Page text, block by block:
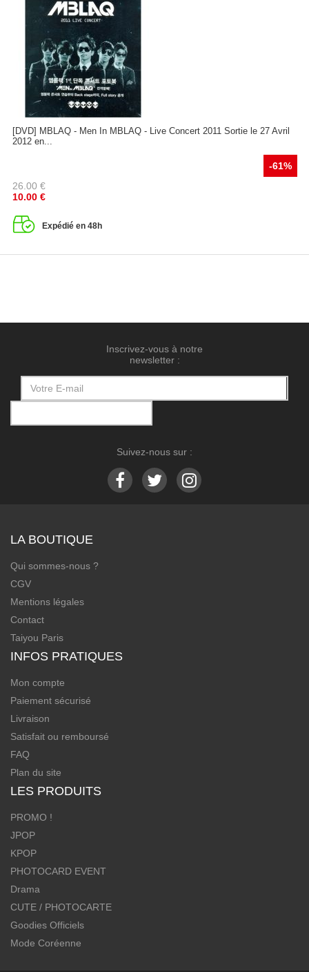
[DVD] MBLAQ - Men In MBLAQ - Live Concert 2011 Sortie le 27 Avril
2012 en...
-61%
26.00 €
10.00 €
Expédié en 48h
Inscrivez-vous à notre
newsletter :
Suivez-nous sur :
LA BOUTIQUE
Qui sommes-nous ?
CGV
Mentions légales
Contact
Taiyou Paris
INFOS PRATIQUES
Mon compte
Paiement sécurisé
Livraison
Satisfait ou remboursé
FAQ
Plan du site
LES PRODUITS
PROMO !
JPOP
KPOP
PHOTOCARD EVENT
Drama
CUTE / PHOTOCARTE
Goodies Officiels
Mode Coréenne